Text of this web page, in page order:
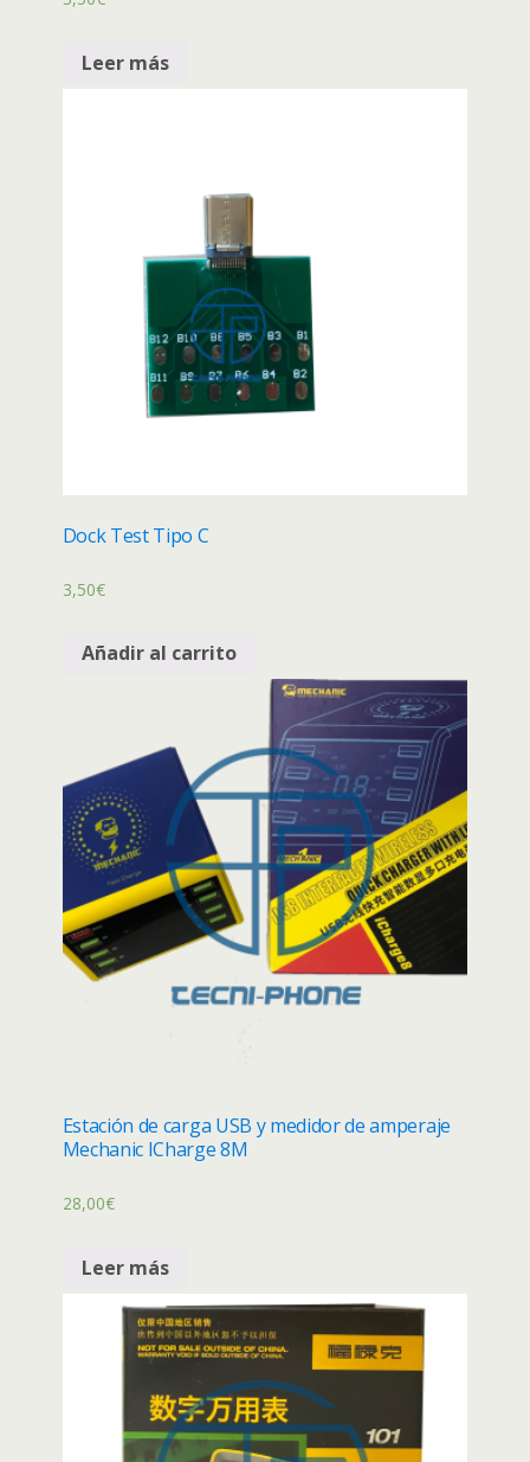
Leer más
Dock Test Tipo C
3,50€
Añadir al carrito
Estación de carga USB y medidor de amperaje
Mechanic ICharge 8M
28,00€
Leer más